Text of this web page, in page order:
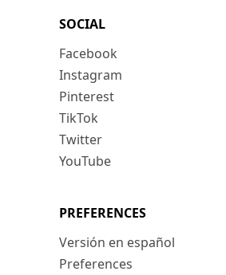
SOCIAL
Facebook
Instagram
Pinterest
TikTok
Twitter
YouTube
PREFERENCES
Versión en español
Preferences